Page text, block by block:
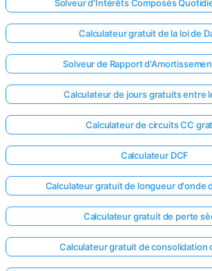
Solveur d'Intérêts Composés
Calculateur gratuit de la loi de
Solveur de Rapport
Calculateur de jours gratuits entre
Calculateur de circuits CC
Calculateur DCF
Calculateur gratuit de longueur d'onde
Calculateur gratuit de perte
Calculateur gratuit de consolidation